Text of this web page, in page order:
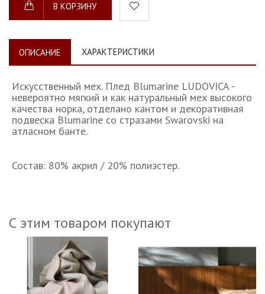
В КОРЗИНУ
ОПИСАНИЕ ХАРАКТЕРИСТИКИ
Искусственный мех. Плед Blumarine LUDOVICA -
невероятно мягкий и как натуральный мех высокого
качества норка, отделано кантом и декоративная
подвеска Blumarine со стразами Swarovski на
атласном банте.
Состав: 80% акрил / 20% полиэстер.
С этим товаром покупают